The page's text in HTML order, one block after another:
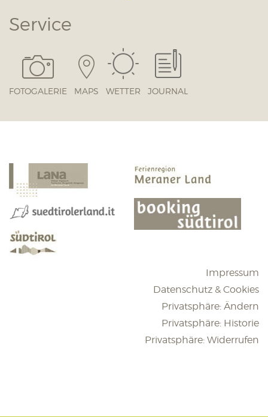
Service
FOTOGALERIE MAPS WETTER JOURNAL
Impressum
Datenschutz & Cookies
Privatsphäre: Ändern
Privatsphäre: Historie
Privatsphäre: Widerrufen